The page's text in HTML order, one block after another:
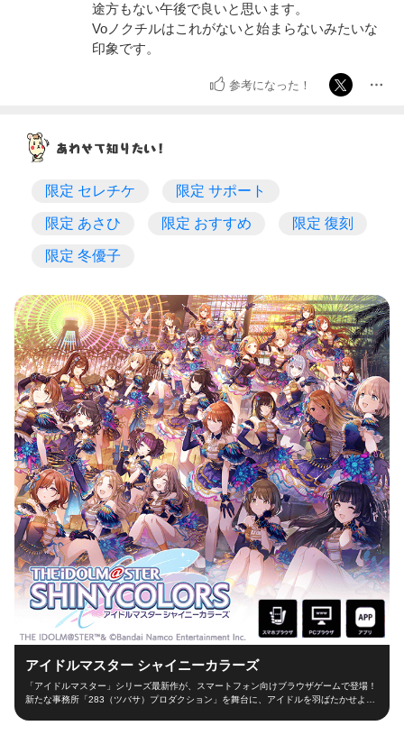
途方もない午後で良いと思います。
Voノクチルはこれがないと始まらないみたいな
印象です。
参考になった！
限定 セレチケ 限定 サポート
限定 あさひ 限定 おすすめ 限定 復刻
限定 冬優子
アイドルマスター シャイニーカラーズ
「アイドルマスター」シリーズ最新作が、スマートフォン向けブラウザゲームで登場！
新たな事務所「283（ツバサ）プロダクション」を舞台に、アイドルを羽ばたかせよ